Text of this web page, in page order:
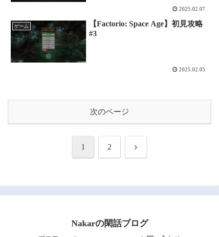
2025.02.07
ゲーム
【Factorio: Space Age】初見攻略
#3
2025.02.05
次のページ
1 2 次
Nakarの閑話ブログ